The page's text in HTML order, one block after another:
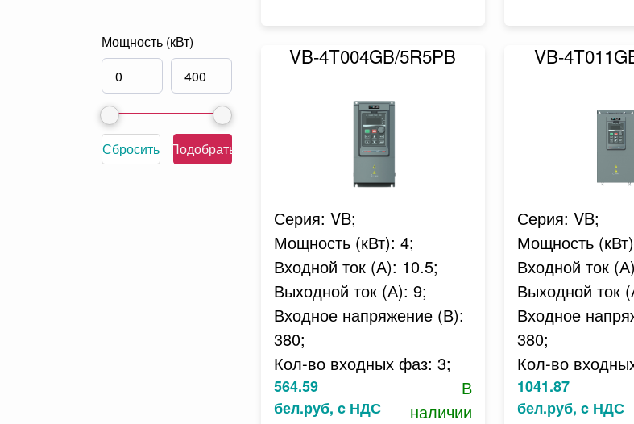
Мощность (кВт)
Подобрать
Сбросить
VB-4T004GB/5R5PB
Серия: VB;
Мощность (кВт): 4;
Входной ток (А): 10.5;
Выходной ток (А): 9;
Входное напряжение (В):
380;
Кол-во входных фаз: 3;
564.59
бел.руб, c НДС
В
наличии
VB-
Серия: VB;
Мощность
Входной ток
Выходной ток
Входное
380;
Кол-во
1041.87
бел.руб, c НДС